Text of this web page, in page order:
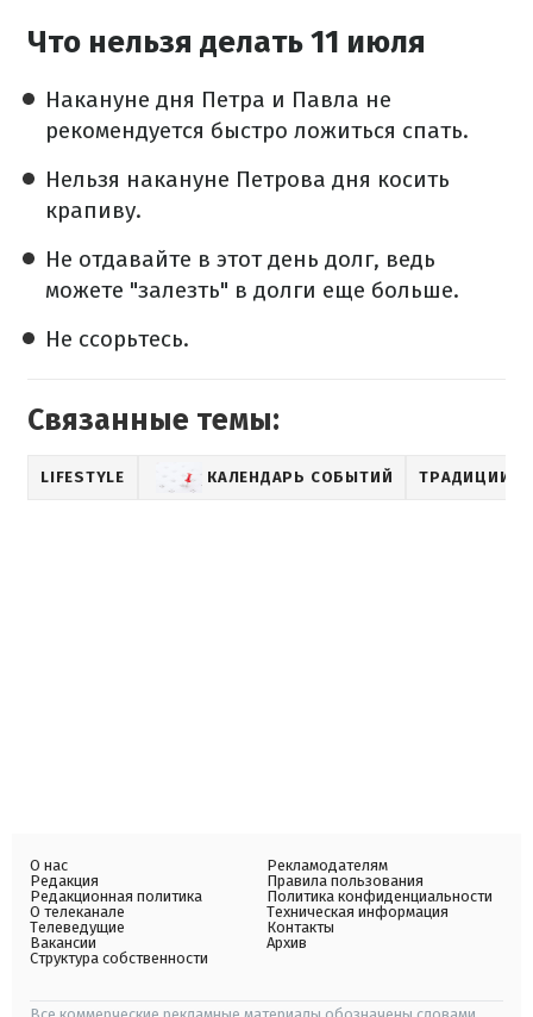
Что нельзя делать 11 июля
Накануне дня Петра и Павла не
рекомендуется быстро ложиться спать.
Нельзя накануне Петрова дня косить
крапиву.
Не отдавайте в этот день долг, ведь
можете "залезть" в долги еще больше.
Не ссорьтесь.
Связанные темы:
LIFESTYLE КАЛЕНДАРЬ СОБЫТИЙ ТРАДИЦИИ
О нас
Редакция
Редакционная политика
О телеканале
Телеведущие
Вакансии
Структура собственности
Рекламодателям
Правила пользования
Политика конфиденциальности
Техническая информация
Контакты
Архив